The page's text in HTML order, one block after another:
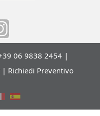
06 9838 2454 |
| Richiedi Preventivo